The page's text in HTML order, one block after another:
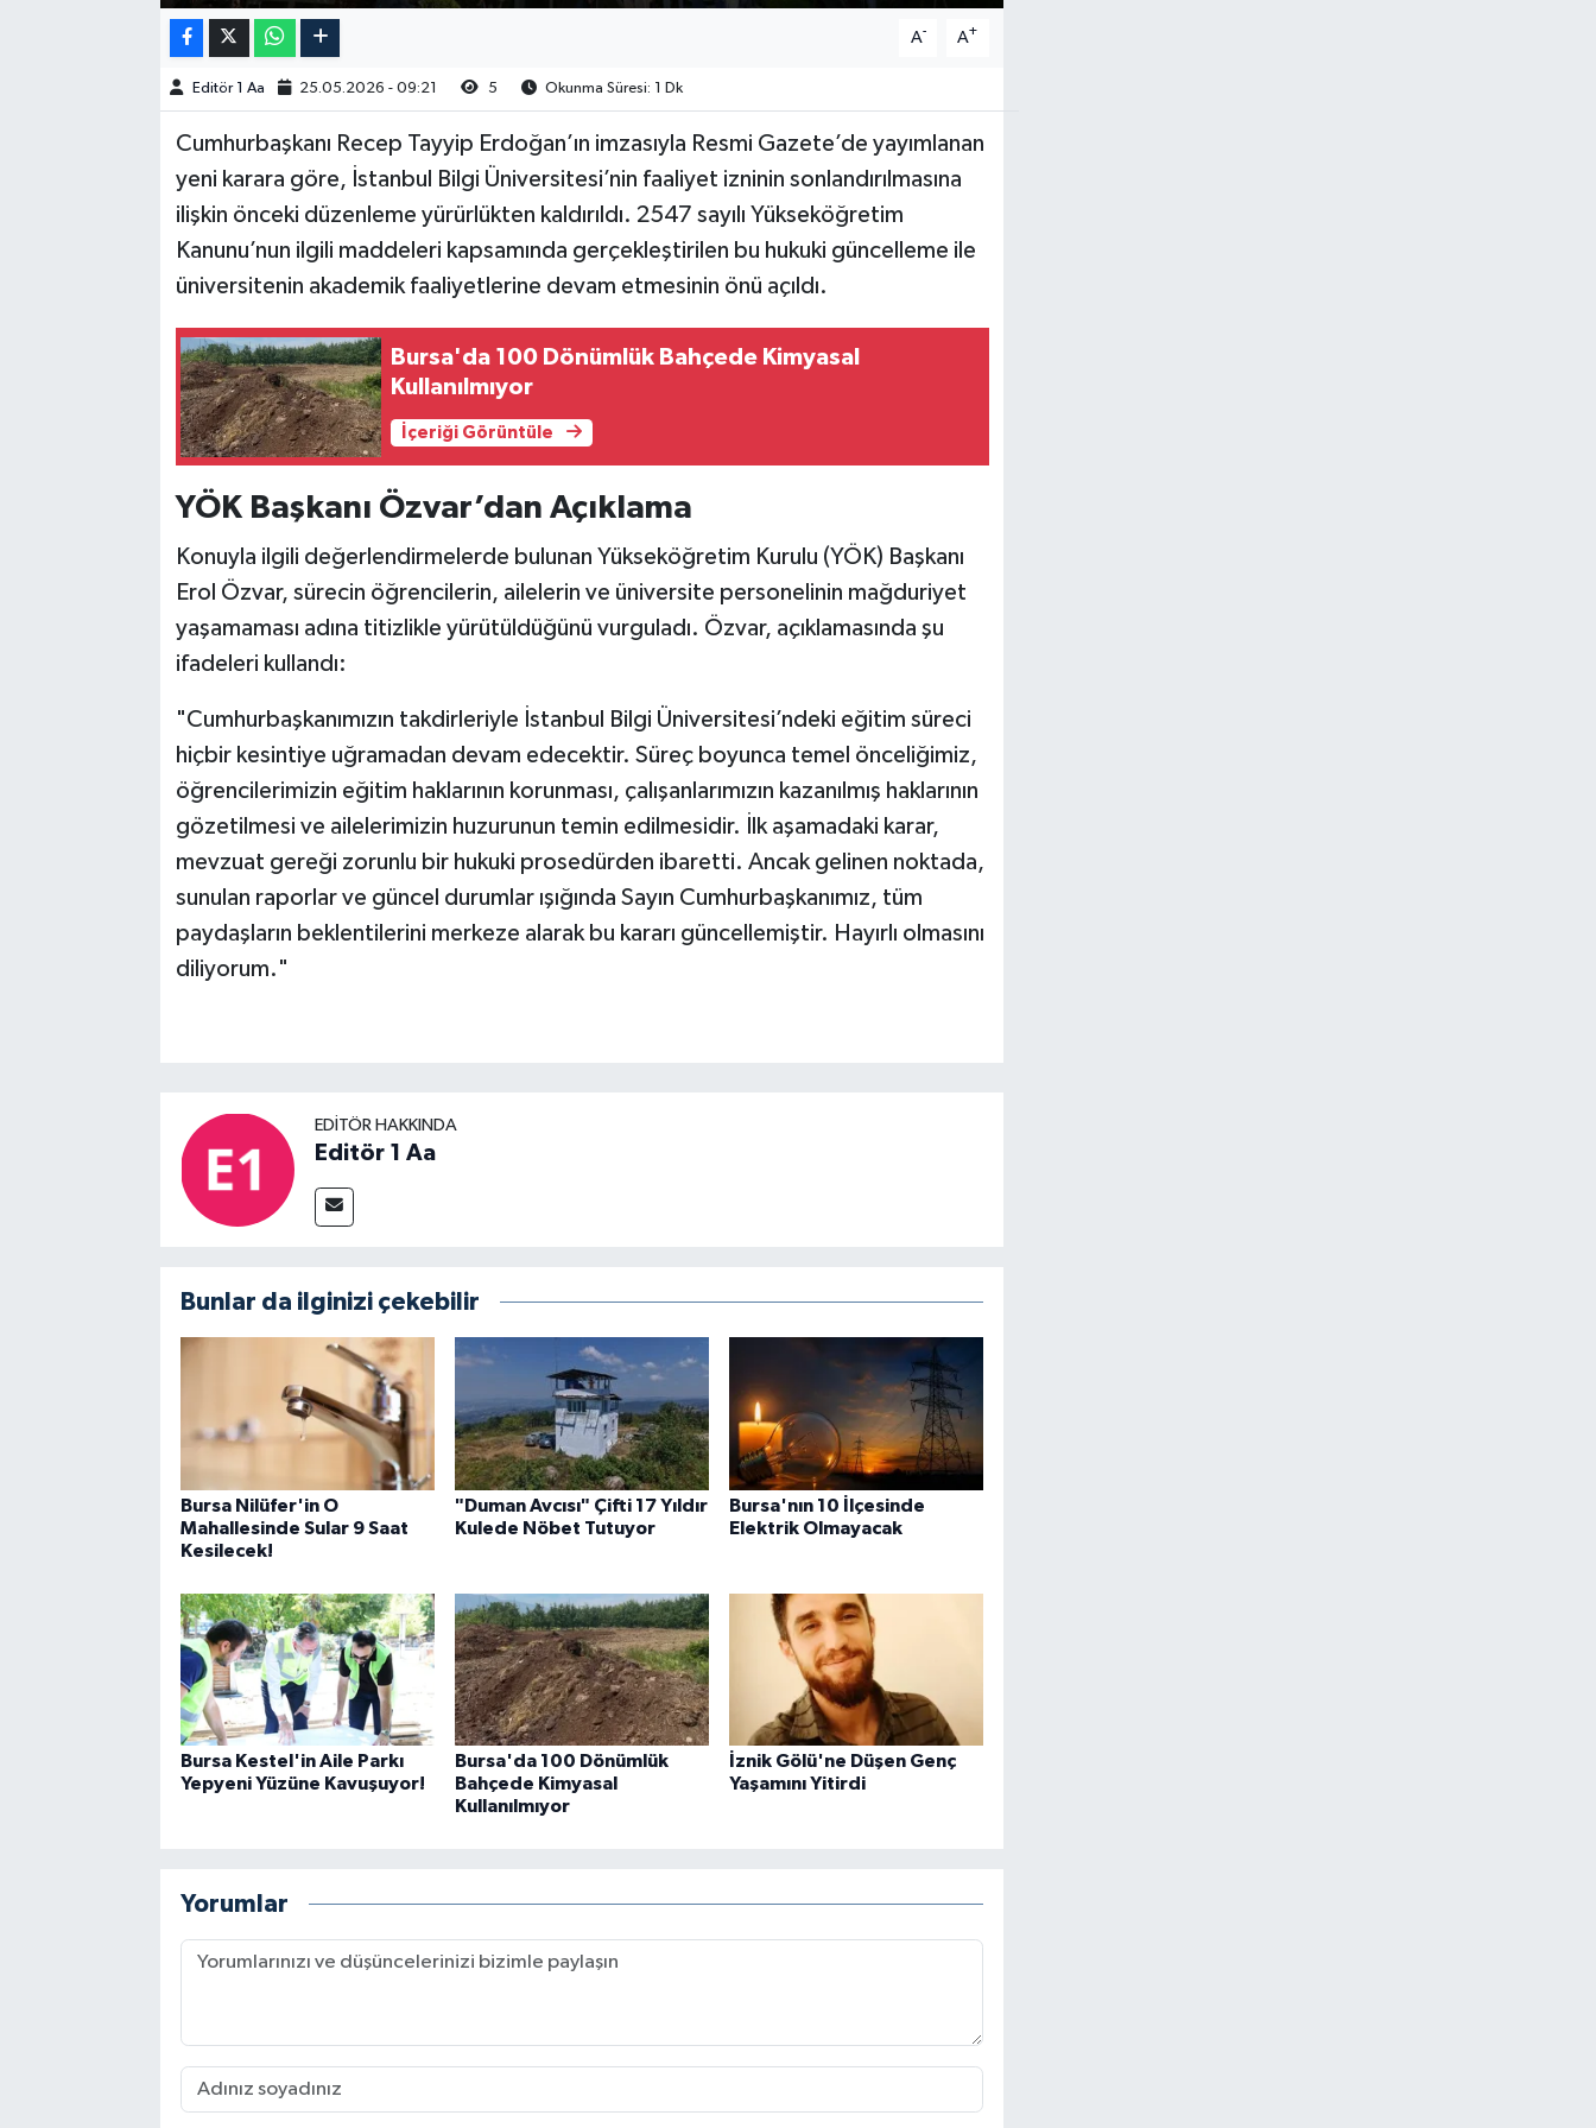
A- A+
Editör 1 Aa 25.05.2026 - 09:21 5 Okunma Süresi: 1 Dk
Cumhurbaşkanı Recep Tayyip Erdoğan’ın imzasıyla Resmi Gazete’de yayımlanan
yeni karara göre, İstanbul Bilgi Üniversitesi’nin faaliyet izninin sonlandırılmasına
ilişkin önceki düzenleme yürürlükten kaldırıldı. 2547 sayılı Yükseköğretim
Kanunu’nun ilgili maddeleri kapsamında gerçekleştirilen bu hukuki güncelleme ile
üniversitenin akademik faaliyetlerine devam etmesinin önü açıldı.
Bursa'da 100 Dönümlük Bahçede Kimyasal
Kullanılmıyor
İçeriği Görüntüle
YÖK Başkanı Özvar’dan Açıklama
Konuyla ilgili değerlendirmelerde bulunan Yükseköğretim Kurulu (YÖK) Başkanı
Erol Özvar, sürecin öğrencilerin, ailelerin ve üniversite personelinin mağduriyet
yaşamaması adına titizlikle yürütüldüğünü vurguladı. Özvar, açıklamasında şu
ifadeleri kullandı:
"Cumhurbaşkanımızın takdirleriyle İstanbul Bilgi Üniversitesi’ndeki eğitim süreci
hiçbir kesintiye uğramadan devam edecektir. Süreç boyunca temel önceliğimiz,
öğrencilerimizin eğitim haklarının korunması, çalışanlarımızın kazanılmış haklarının
gözetilmesi ve ailelerimizin huzurunun temin edilmesidir. İlk aşamadaki karar,
mevzuat gereği zorunlu bir hukuki prosedürden ibaretti. Ancak gelinen noktada,
sunulan raporlar ve güncel durumlar ışığında Sayın Cumhurbaşkanımız, tüm
paydaşların beklentilerini merkeze alarak bu kararı güncellemiştir. Hayırlı olmasını
diliyorum."
EDITÖR HAKKINDA
Editör 1 Aa
Bunlar da ilginizi çekebilir
Bursa Nilüfer'in O
Mahallesinde Sular 9 Saat
Kesilecek!
"Duman Avcısı" Çifti 17 Yıldır
Kulede Nöbet Tutuyor
Bursa'nın 10 İlçesinde
Elektrik Olmayacak
Bursa Kestel'in Aile Parkı
Yepyeni Yüzüne Kavuşuyor!
Bursa'da 100 Dönümlük
Bahçede Kimyasal
Kullanılmıyor
İznik Gölü'ne Düşen Genç
Yaşamını Yitirdi
Yorumlar